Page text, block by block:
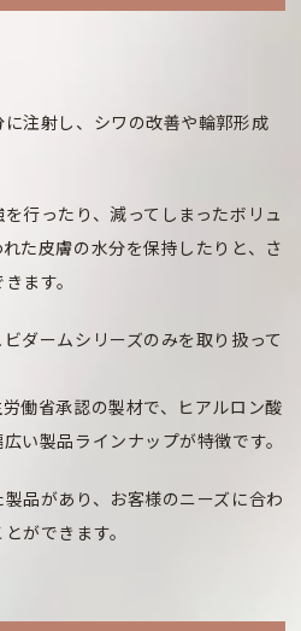
注射し、シワの改善や輪郭形成
行ったり、減ってしまったボリュ
た皮膚の水分を保持したりと、さ
ます。
ダームシリーズのみを取り扱って
働省承認の製材で、ヒアルロン酸
い製品ラインナップが特徴です。
品があり、お客様のニーズに合わ
ができます。